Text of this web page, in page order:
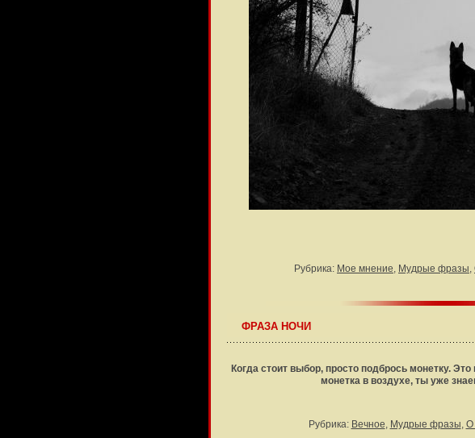
Рубрика: Мое мнение, Мудрые фразы,
ФРАЗА НОЧИ
Когда стоит выбор, просто подбрось монетку.
монетка в воздухе, ты уже
Рубрика: Вечное, Мудрые фразы, О